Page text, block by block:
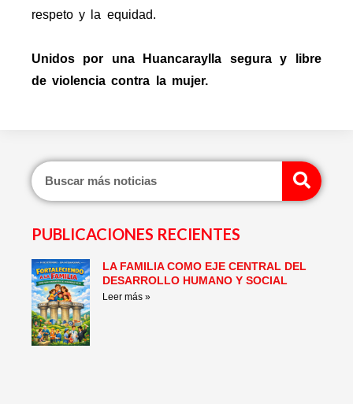
respeto y la equidad.
Unidos por una Huancaraylla segura y libre
de violencia contra la mujer.
PUBLICACIONES RECIENTES
LA FAMILIA COMO EJE CENTRAL DEL
DESARROLLO HUMANO Y SOCIAL
Leer más »
PagePagePagePagePagePage